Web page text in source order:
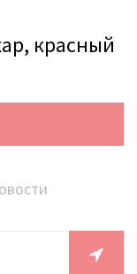
красный